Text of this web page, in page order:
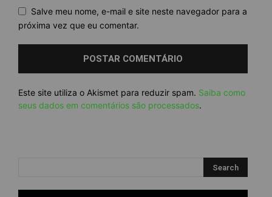
Salve meu nome, e-mail e site neste navegador para a
próxima vez que eu comentar.
Este site utiliza o Akismet para reduzir spam. Saiba como
seus dados em comentários são processados.